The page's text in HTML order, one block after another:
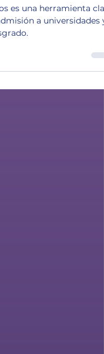
destaque✨
es una herramienta